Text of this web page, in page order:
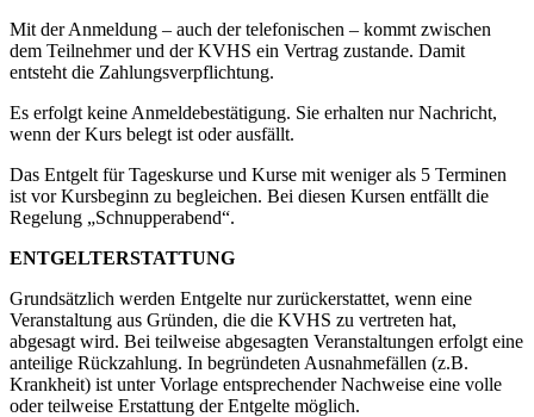
Mit der Anmeldung – auch der telefonischen – kommt zwischen
dem Teilnehmer und der KVHS ein Vertrag zustande. Damit
entsteht die Zahlungsverpflichtung.
Es erfolgt keine Anmeldebestätigung. Sie erhalten nur Nachricht,
wenn der Kurs belegt ist oder ausfällt.
Das Entgelt für Tageskurse und Kurse mit weniger als 5 Terminen
ist vor Kursbeginn zu begleichen. Bei diesen Kursen entfällt die
Regelung „Schnupperabend“.
ENTGELTERSTATTUNG
Grundsätzlich werden Entgelte nur zurückerstattet, wenn eine
Veranstaltung aus Gründen, die die KVHS zu vertreten hat,
abgesagt wird. Bei teilweise abgesagten Veranstaltungen erfolgt eine
anteilige Rückzahlung. In begründeten Ausnahmefällen (z.B.
Krankheit) ist unter Vorlage entsprechender Nachweise eine volle
oder teilweise Erstattung der Entgelte möglich.